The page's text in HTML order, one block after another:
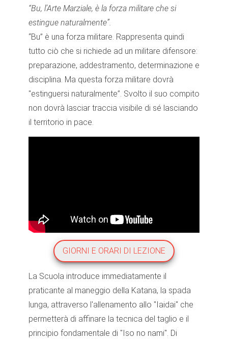
“Bu, l’Arte Marziale, è la forza militare che si
estingue naturalmente”.
“Bu” è una forza militare. Rappresenta quindi
tutto ciò che si richiede ad un militare difensore:
preparazione, addestramento, determinazione e
disciplina. Ma questa forza militare dovrà
"estinguersi naturalmente”. Svolto il suo compito
non dovrà lasciar traccia visibile di sé lasciando
il territorio in pace.
GIORNI E ORARI DI LEZIONE
La Scuola introduce immediatamente il
praticante al maneggio della Katana, la spada
lunga, attraverso l'allenamento allo "Iaidai" che
permetterà di affinare la tecnica del taglio e il
principio fondamentale di "Iso no nami". Di